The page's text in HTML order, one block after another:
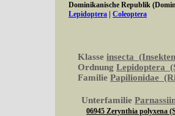
Dominikanische Republik
Lepidoptera
Coleoptera
Klasse insecta
Ordnung Lepidoptera
Familie Papilionidae
Unterfamilie
06945 Zerynthia polyxena